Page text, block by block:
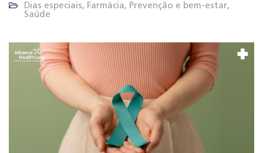
Dias especiais, Farmácia, Prevenção e bem-estar,
Saúde